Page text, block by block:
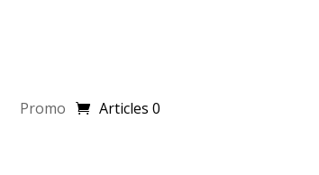
Promo Articles 0